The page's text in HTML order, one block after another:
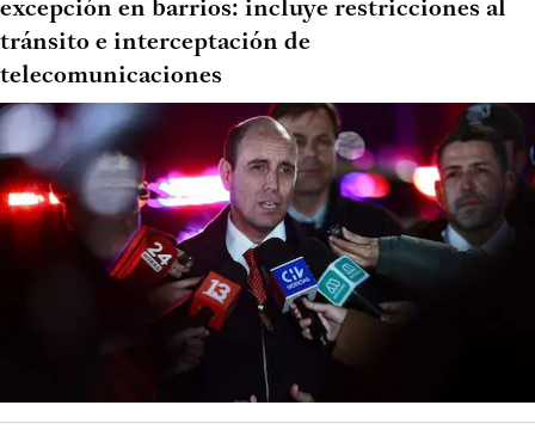
excepción en barrios: incluye restricciones al
tránsito e interceptación de
telecomunicaciones